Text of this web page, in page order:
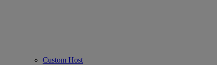
Custom Host